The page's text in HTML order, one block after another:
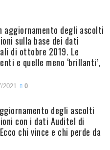
aggiornamento degli ascolti
sulla base dei dati
di ottobre 2019. Le
e quelle meno ‘brillanti’,
2021 0
degli ascolti
con i dati Auditel di
chi vince e chi perde da